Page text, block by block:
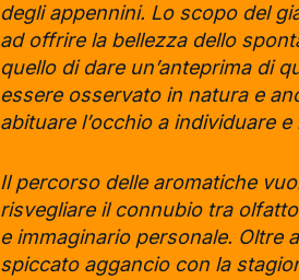
degli appennini. Lo scopo del
ad offrire la bellezza dello
quello di dare un’anteprima di
essere osservato in natura e
abituare l’occhio a individuare
Il percorso delle aromatiche
risvegliare il connubio tra
e immaginario personale. Oltre
spiccato aggancio con la